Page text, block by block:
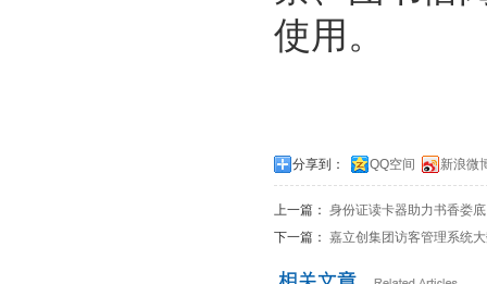
使用。
分享到： QQ空间 新浪微
上一篇： 身份证读卡器助力书香娄
下一篇： 嘉立创集团访客管理系统